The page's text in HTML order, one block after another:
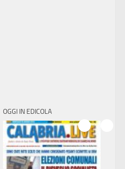
OGGI IN EDICOLA